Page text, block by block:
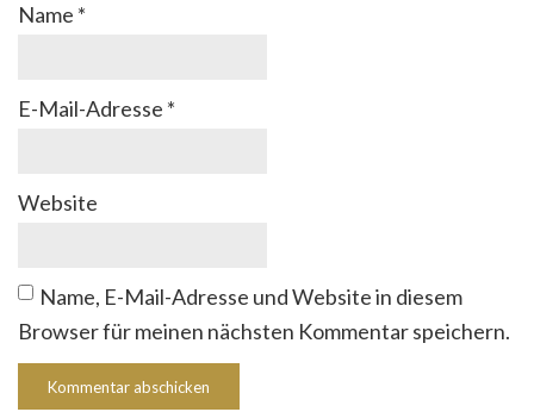
Name *
E-Mail-Adresse *
Website
Name, E-Mail-Adresse und Website in diesem
Browser für meinen nächsten Kommentar speichern.